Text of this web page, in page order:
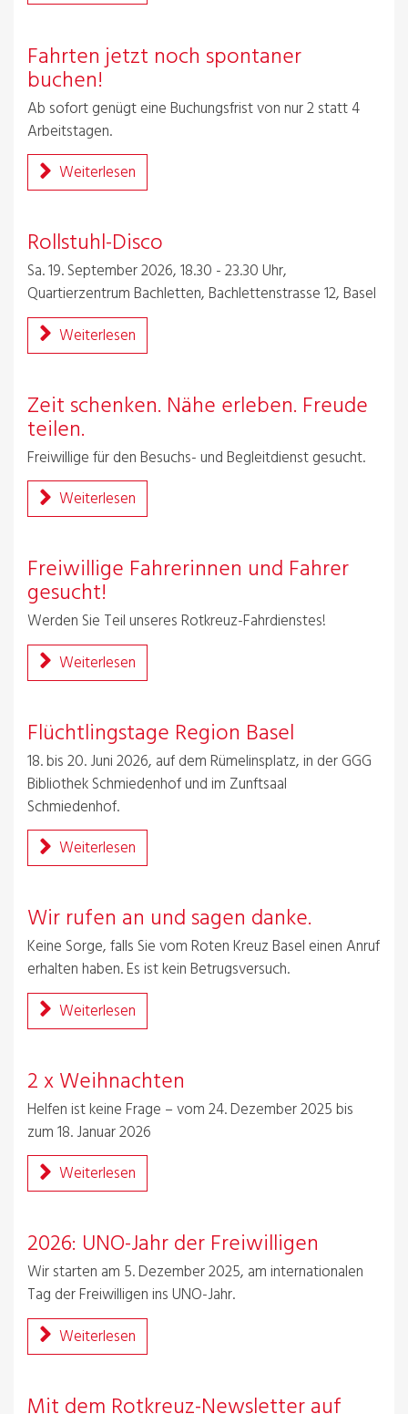
Fahrten jetzt noch spontaner
buchen!
Ab sofort genügt eine Buchungsfrist von nur 2 statt 4
Arbeitstagen.
Weiterlesen
Rollstuhl-Disco
Sa. 19. September 2026, 18.30 - 23.30 Uhr,
Quartierzentrum Bachletten, Bachlettenstrasse 12, Basel
Weiterlesen
Zeit schenken. Nähe erleben. Freude
teilen.
Freiwillige für den Besuchs- und Begleitdienst gesucht.
Weiterlesen
Freiwillige Fahrerinnen und Fahrer
gesucht!
Werden Sie Teil unseres Rotkreuz-Fahrdienstes!
Weiterlesen
Flüchtlingstage Region Basel
18. bis 20. Juni 2026, auf dem Rümelinsplatz, in der GGG
Bibliothek Schmiedenhof und im Zunftsaal
Schmiedenhof.
Weiterlesen
Wir rufen an und sagen danke.
Keine Sorge, falls Sie vom Roten Kreuz Basel einen Anruf
erhalten haben. Es ist kein Betrugsversuch.
Weiterlesen
2 x Weihnachten
Helfen ist keine Frage – vom 24. Dezember 2025 bis
zum 18. Januar 2026
Weiterlesen
2026: UNO-Jahr der Freiwilligen
Wir starten am 5. Dezember 2025, am internationalen
Tag der Freiwilligen ins UNO-Jahr.
Weiterlesen